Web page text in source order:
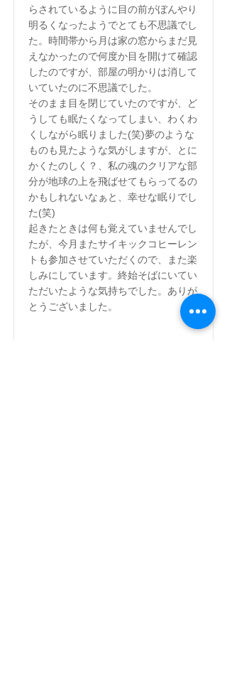
らされているように目の前がぼんやり
明るくなったようでとても不思議でし
た。時間帯から月は家の窓からまだ見
えなかったので何度か目を開けて確認
したのですが、部屋の明かりは消して
いていたのに不思議でした。
そのまま目を閉じていたのですが、ど
うしても眠たくなってしまい、わくわ
くしながら眠りました(笑)夢のような
ものも見たような気がしますが、とに
かくたのしく？、私の魂のクリアな部
分が地球の上を飛ばせてもらってるの
かもしれないなぁと、幸せな眠りでし
た(笑)
起きたときは何も覚えていませんでし
たが、今月またサイキックコヒーレン
トも参加させていただくので、また楽
しみにしています。終始そばにいてい
ただいたような気持ちでした。ありが
とうございました。